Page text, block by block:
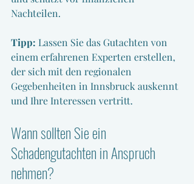
Nachteilen.
Tipp: Lassen Sie das Gutachten von
einem erfahrenen Experten erstellen,
der sich mit den regionalen
Gegebenheiten in Innsbruck auskennt
und Ihre Interessen vertritt.
Wann sollten Sie ein
Schadengutachten in Anspruch
nehmen?